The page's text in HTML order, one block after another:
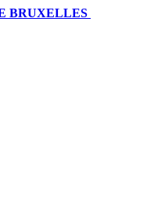
BRUXELLES